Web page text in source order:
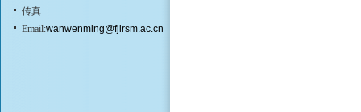
传真:
Email:wanwenming@fjirsm.ac.cn